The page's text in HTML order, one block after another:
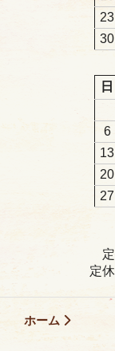
23
30
日
6
13
20
27
定
ホーム